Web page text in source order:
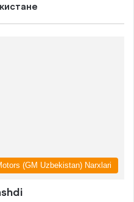
(GM Uzbekistan) Narxlari